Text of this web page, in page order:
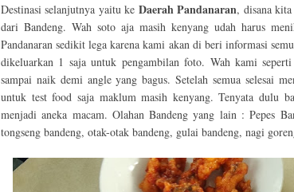
Destinasi selanjutnya yaitu ke Daerah Pandanaran, disana
dari Bandeng. Wah soto aja masih kenyang udah harus
Pandanaran sedikit lega karena kami akan di beri informasi
dikeluarkan 1 saja untuk pengambilan foto. Wah kami
sampai naik demi angle yang bagus. Setelah semua selesai
untuk test food saja maklum masih kenyang. Tenyata dulu
menjadi aneka macam. Olahan Bandeng yang lain : Pepes
tongseng bandeng, otak-otak bandeng, gulai bandeng, nagi